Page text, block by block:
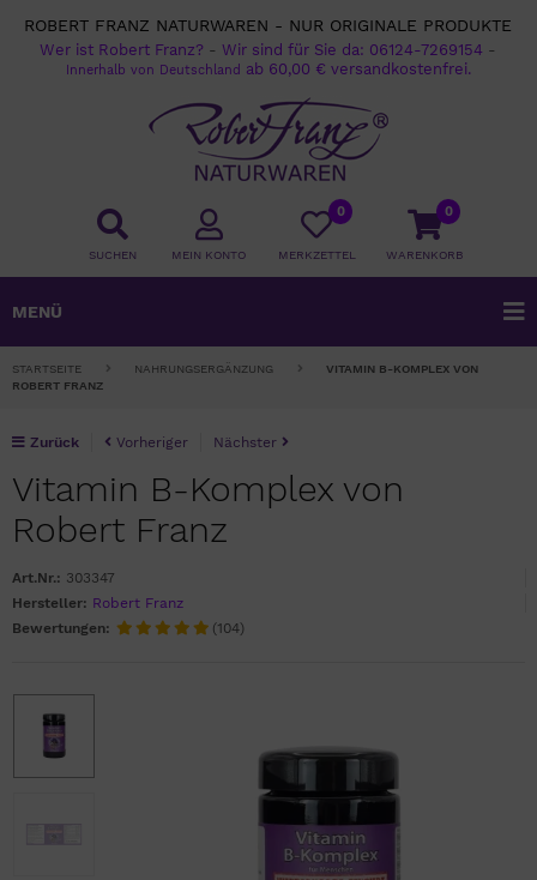
ROBERT FRANZ NATURWAREN - NUR ORIGINALE PRODUKTE
Wer ist Robert Franz? -Wir sind für Sie da: 06124-7269154 -
Innerhalb von Deutschland ab 60,00 € versandkostenfrei.
SUCHEN
0
WARENKORB
0
MERKZETTEL
MEIN KONTO
MENÜ
STARTSEITE NAHRUNGSERGÄNZUNG
VITAMIN B-KOMPLEX VON
ROBERT FRANZ
Vitamin B-Komplex von
Robert Franz
Art.Nr.: 303347
Hersteller: Robert Franz
Bewertungen:
(104)
Zurück Vorheriger Nächster